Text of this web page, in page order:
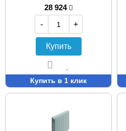
28 924
-
+
Купить
Купить в 1 клик